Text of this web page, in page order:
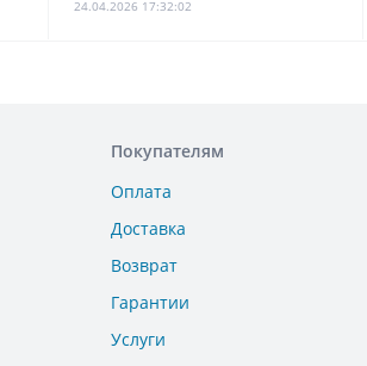
24.04.2026 17:32:02
Покупателям
Оплата
Доставка
Возврат
Гарантии
Услуги